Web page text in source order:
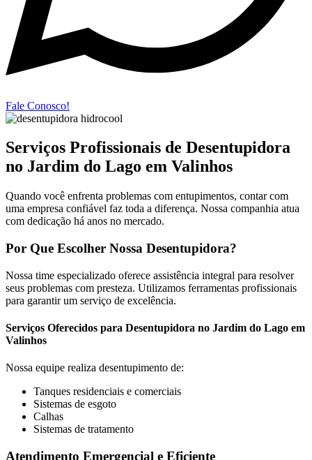
Fale Conosco!
Serviços Profissionais de Desentupidora
no Jardim do Lago em Valinhos
Quando você enfrenta problemas com entupimentos, contar com
uma empresa confiável faz toda a diferença. Nossa companhia atua
com dedicação há anos no mercado.
Por Que Escolher Nossa Desentupidora?
Nossa time especializado oferece assistência integral para resolver
seus problemas com presteza. Utilizamos ferramentas profissionais
para garantir um serviço de excelência.
Serviços Oferecidos para Desentupidora no Jardim do Lago em
Valinhos
Nossa equipe realiza desentupimento de:
Tanques residenciais e comerciais
Sistemas de esgoto
Calhas
Sistemas de tratamento
Atendimento Emergencial e Eficiente